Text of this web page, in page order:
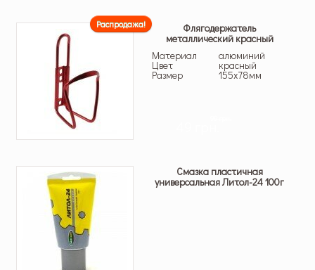
Распродажа! Флягодержатель
металлический красный
Материал
алюминий
Цвет красный
Размер 155х78мм
Смазка пластичная
универсальная Литол-24 100г